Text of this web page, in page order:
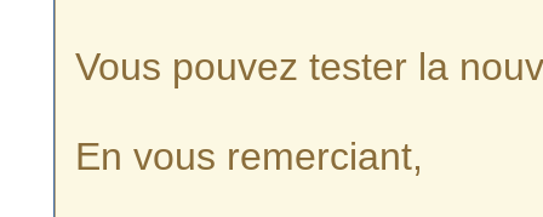
Vous pouvez tester la
En vous remerciant,